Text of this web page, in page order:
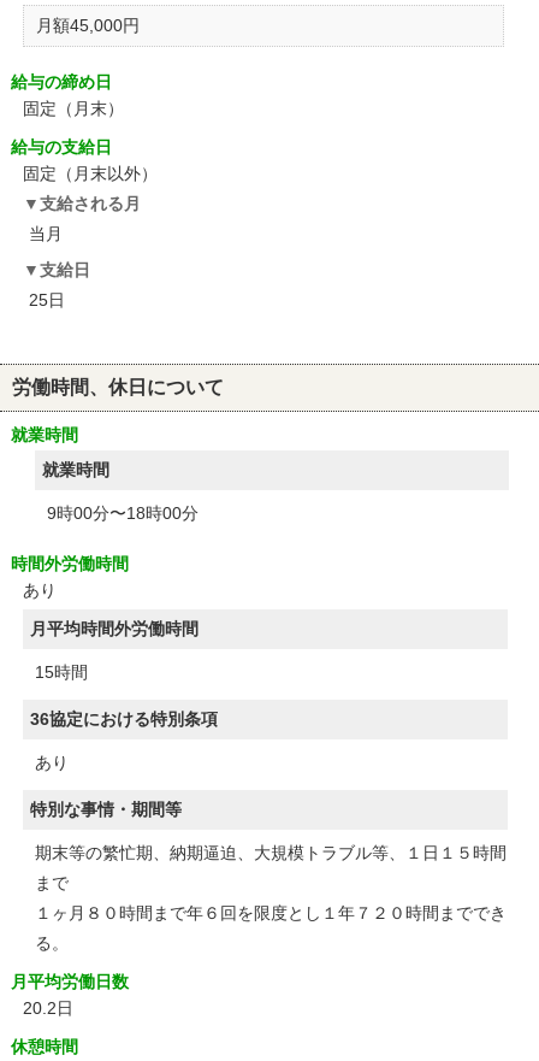
月額45,000円
給与の締め日
固定（月末）
給与の支給日
固定（月末以外）
支給される月
当月
支給日
25日
労働時間、休日について
就業時間
就業時間
9時00分〜18時00分
時間外労働時間
あり
月平均時間外労働時間
15時間
36協定における特別条項
あり
特別な事情・期間等
期末等の繁忙期、納期逼迫、大規模トラブル等、１日１５時間
まで
１ヶ月８０時間まで年６回を限度とし１年７２０時間まででき
る。
月平均労働日数
20.2日
休憩時間